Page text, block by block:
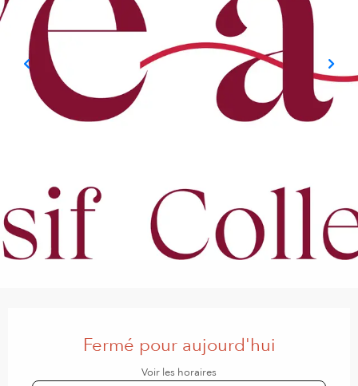
Fermé pour aujourd'hui
Voir les horaires